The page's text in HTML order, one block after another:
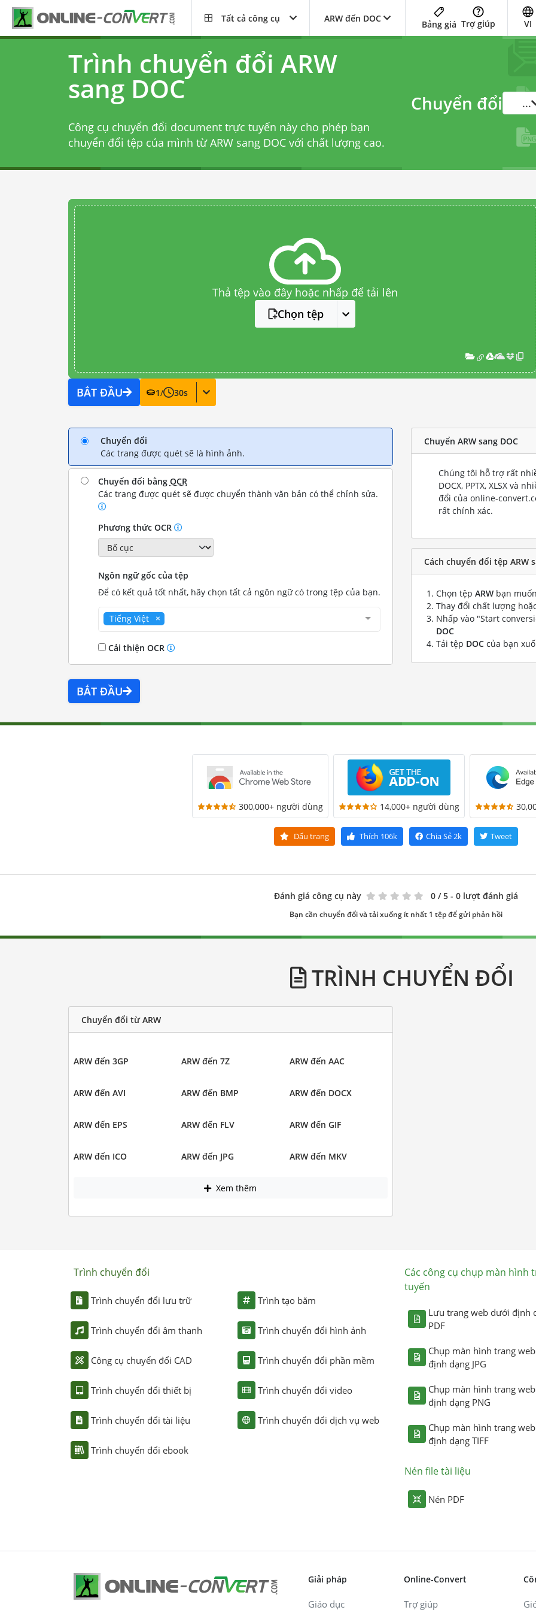
Tất cả công cụ ARW đến DOC
Bảng giá Trợ giúp VI
Trình chuyển đổi ARW
sang DOC
Công cụ chuyển đổi document trực tuyến này cho phép bạn
chuyển đổi tệp của mình từ ARW sang DOC với chất lượng cao.
Chuyển đổi ...
Thả tệp vào đây hoặc nhấp để tải lên
Chọn tệp
BẮT ĐẦU 1/ 30s
Chuyển đổi
Các trang được quét sẽ là hình ảnh.
Chuyển đổi bằng OCR
Các trang được quét sẽ được chuyển thành văn bản có thể chỉnh sửa.
Phương thức OCR
Ngôn ngữ gốc của tệp
Để có kết quả tốt nhất, hãy chọn tất cả ngôn ngữ có trong tệp của bạn.
Tiếng Việt
Cải thiện OCR
BẮT ĐẦU
Chuyển ARW sang DOC
Chúng tôi hỗ trợ rất
DOCX, PPTX, XLSX và
đổi của online-
rất chính xác.
Cách chuyển đổi tệp ARW
Chọn tệp ARW bạn
Thay đổi chất lượng
Nhấp vào "Start
DOC
Tải tệp DOC của bạn
300,000+ người dùng 14,000+ người dùng
Dấu trang Thích 106k Chia Sẻ2k Tweet
Đánh giá công cụ này 0 / 5 - 0 lượt đánh giá
Bạn cần chuyển đổi và tải xuống ít nhất 1 tệp để gửi phản hồi
TRÌNH CHUYỂN ĐỔI
Chuyển đổi từ ARW
ARW đến 3GP ARW đến 7Z ARW đến AAC
ARW đến AVI ARW đến BMP ARW đến DOCX
ARW đến EPS ARW đến FLV ARW đến GIF
ARW đến ICO ARW đến JPG ARW đến MKV
Xem thêm
Trình chuyển đổi
Trình chuyển đổi lưu trữ
Trình chuyển đổi âm thanh
Công cụ chuyển đổi CAD
Trình chuyển đổi thiết bị
Trình chuyển đổi tài liệu
Trình chuyển đổi ebook
Trình tạo băm
Trình chuyển đổi hình ảnh
Trình chuyển đổi phần mềm
Trình chuyển đổi video
Trình chuyển đổi dịch vụ web
Các công cụ chụp màn hình
tuyến
Lưu trang web dưới định
PDF
Chụp màn hình trang
định dạng JPG
Chụp màn hình trang
định dạng PNG
Chụp màn hình trang
định dạng TIFF
Nén file tài liệu
Nén PDF
Giải pháp
Giáo dục
Online-Convert
Trợ giúp